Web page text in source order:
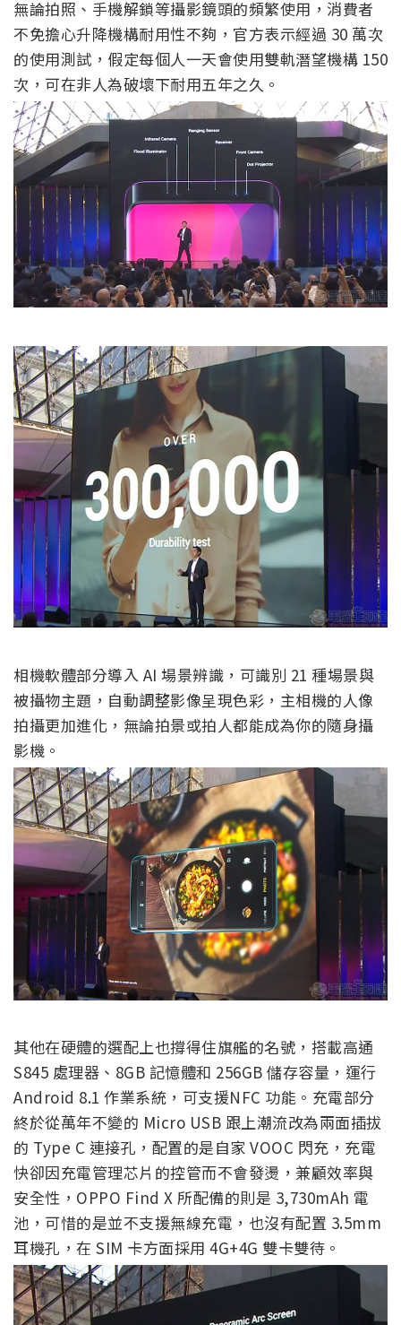
無論拍照、手機解鎖等攝影鏡頭的頻繁使用，消費者
不免擔心升降機構耐用性不夠，官方表示經過 30 萬次
的使用測試，假定每個人一天會使用雙軌潛望機構 150
次，可在非人為破壞下耐用五年之久。
相機軟體部分導入 AI 場景辨識，可識別 21 種場景與
被攝物主題，自動調整影像呈現色彩，主相機的人像
拍攝更加進化，無論拍景或拍人都能成為你的隨身攝
影機。
其他在硬體的選配上也撐得住旗艦的名號，搭載高通
S845 處理器、8GB 記憶體和 256GB 儲存容量，運行
Android 8.1 作業系統，可支援NFC 功能。充電部分
終於從萬年不變的 Micro USB 跟上潮流改為兩面插拔
的 Type C 連接孔，配置的是自家 VOOC 閃充，充電
快卻因充電管理芯片的控管而不會發燙，兼顧效率與
安全性，OPPO Find X 所配備的則是 3,730mAh 電
池，可惜的是並不支援無線充電，也沒有配置 3.5mm
耳機孔，在 SIM 卡方面採用 4G+4G 雙卡雙待。